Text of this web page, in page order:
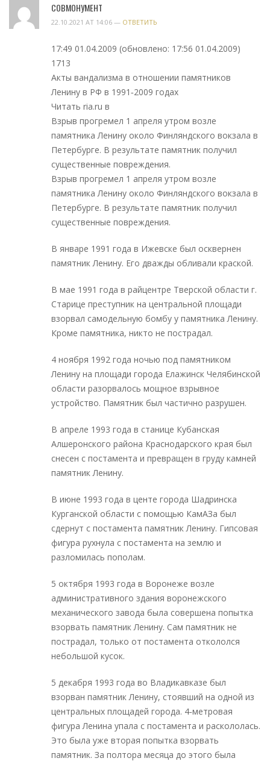
СОВМОНУМЕНТ
22.10.2021 AT 14:06 — ОТВЕТИТЬ
17:49 01.04.2009 (обновлено: 17:56 01.04.2009)
1713
Акты вандализма в отношении памятников
Ленину в РФ в 1991‑2009 годах
Читать ria.ru в
Взрыв прогремел 1 апреля утром возле
памятника Ленину около Финляндского вокзала в
Петербурге. В результате памятник получил
существенные повреждения.
Взрыв прогремел 1 апреля утром возле
памятника Ленину около Финляндского вокзала в
Петербурге. В результате памятник получил
существенные повреждения.
В январе 1991 года в Ижевске был осквернен
памятник Ленину. Его дважды обливали краской.
В мае 1991 года в райцентре Тверской области г.
Старице преступник на центральной площади
взорвал самодельную бомбу у памятника Ленину.
Кроме памятника, никто не пострадал.
4 ноября 1992 года ночью под памятником
Ленину на площади города Елажинск Челябинской
области разорвалось мощное взрывное
устройство. Памятник был частично разрушен.
В апреле 1993 года в станице Кубанская
Алшеронского района Краснодарского края был
снесен с постамента и превращен в груду камней
памятник Ленину.
В июне 1993 года в центе города Шадринска
Курганской области с помощью КамАЗа был
сдернут с постамента памятник Ленину. Гипсовая
фигура рухнула с постамента на землю и
разломилась пополам.
5 октября 1993 года в Воронеже возле
административного здания воронежского
механического завода была совершена попытка
взорвать памятник Ленину. Сам памятник не
пострадал, только от постамента откололся
небольшой кусок.
5 декабря 1993 года во Владикавказе был
взорван памятник Ленину, стоявший на одной из
центральных площадей города. 4‑метровая
фигура Ленина упала с постамента и раскололась.
Это была уже вторая попытка взорвать
памятник. За полтора месяца до этого была